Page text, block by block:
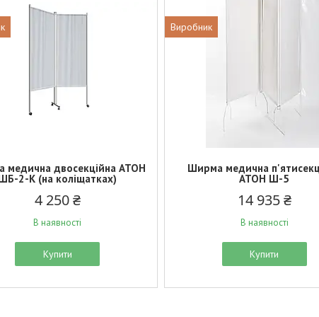
медична двосекційна АТОН
2-К (на коліщатках)
4 250 ₴
В наявності
Купити
Виробник
Ширма медична
АТОН Ш-5
14 935 ₴
В наявності
Купити